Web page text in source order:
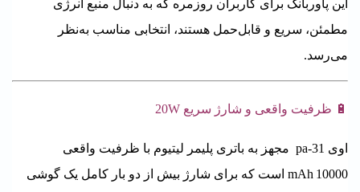
این پاوربانک برای کاربران روزمره که به دنبال منبع انرژی
مطمئن، سریع و قابل‌حمل هستند، انتخابی مناسب به‌نظر
می‌رسد.
🔋 ظرفیت واقعی و شارژ سریع 20W
اوی pa-31 مجهز به باتری پلیمر لیتیوم با ظرفیت واقعی
10000 mAh است که برای شارژ بیش از دو بار کامل یک گوشی